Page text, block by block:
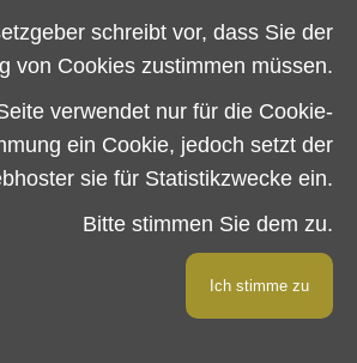
schreibt vor, dass Sie der
von Cookies zustimmen müssen.
verwendet nur für die Cookie-
ein Cookie, jedoch setzt der
sie für Statistikzwecke ein.
Bitte stimmen Sie dem zu.